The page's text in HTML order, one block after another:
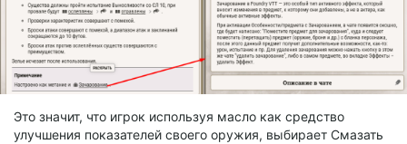
Это значит, что игрок используя масло как средство
улучшения показателей своего оружия, выбирает Смазать